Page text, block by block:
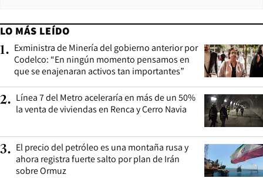
LO MÁS LEÍDO
1. Exministra de Minería del gobierno anterior por
Codelco: “En ningún momento pensamos en
que se enajenaran activos tan importantes”
2. Línea 7 del Metro aceleraría en más de un 50%
la venta de viviendas en Renca y Cerro Navia
3. El precio del petróleo es una montaña rusa y
ahora registra fuerte salto por plan de Irán
sobre Ormuz